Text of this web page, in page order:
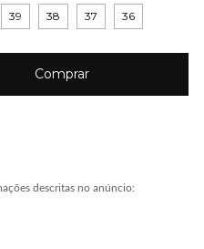
39 38 37 36
descritas no anúncio: